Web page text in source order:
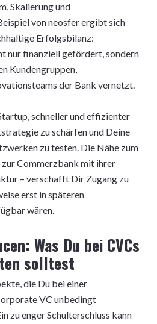
Skalierung und
von neosfer ergibt sich
Erfolgsbilanz:
nur finanziell gefördert, sondern
Kundengruppen,
der Bank vernetzt.
schneller und effizienter
zu schärfen und Deine
zu testen. Die Nähe zum
Commerzbank mit ihrer
– verschafft Dir Zugang zu
erst in späteren
wären.
Was Du bei CVCs
solltest
die Du bei einer
VC unbedingt
zu enger Schulterschluss kann